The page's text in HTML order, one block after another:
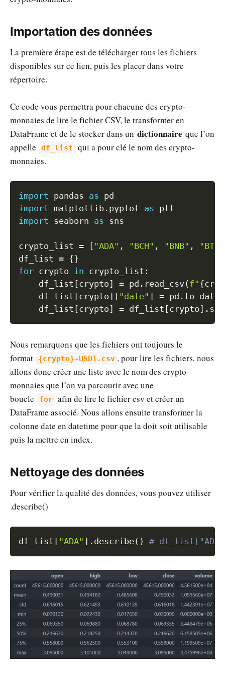
Importation des données
La première étape est de télécharger tous les fichiers
disponibles sur ce lien, puis les placer dans votre
répertoire.
Ce code vous permettra pour chacune des crypto-
monnaies de lire le fichier CSV, le transformer en
DataFrame et de le stocker dans un dictionnaire que l’on
appelle
df_list
qui a pour clé le nom des crypto-
monnaies.
import pandas as
import matplotlib . pyplot as
import seaborn as sns
crypto_list = [ "ADA" , "BCH" , "BNB" , "BTC"
df_list = {}
for crypto in crypto_list :
    df_list
[crypto] = pd . read_csv(f"{
    df_list
[crypto] [ "date" ] = pd .
    df_list
[crypto] = df_list [crypto] .
Nous remarquons que les fichiers ont toujours le
format
{crypto}-USDT.csv , pour lire les fichiers, nous
allons donc créer une liste avec le nom des crypto-
monnaies que l’on va parcourir avec une
boucle
for afin de lire le fichier csv et créer un
DataFrame associé. Nous allons ensuite transformer la
colonne date en datetime pour que la doit soit utilisable
puis la mettre en index.
Nettoyage des données
Pour vérifier la qualité des données, vous pouvez utiliser
.describe()
df_list [ "ADA" ] . describe( ) # df_list["ADA"]
Copy